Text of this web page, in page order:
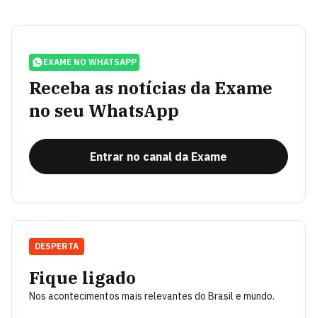
EXAME NO WHATSAPP
Receba as notícias da Exame
no seu WhatsApp
Entrar no canal da Exame
Fique ligado
Nos acontecimentos mais relevantes do Brasil e mundo.
DESPERTA